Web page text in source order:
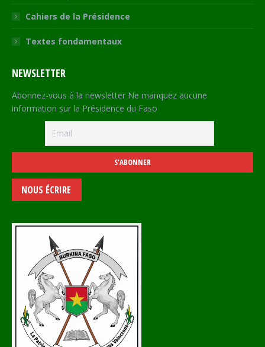
Cahiers de la Présidence
Textes fondamentaux
NEWSLETTER
Abonnez-vous à la newsletter Ne manquez aucune
information sur la Présidence du Faso
NOUS ÉCRIRE